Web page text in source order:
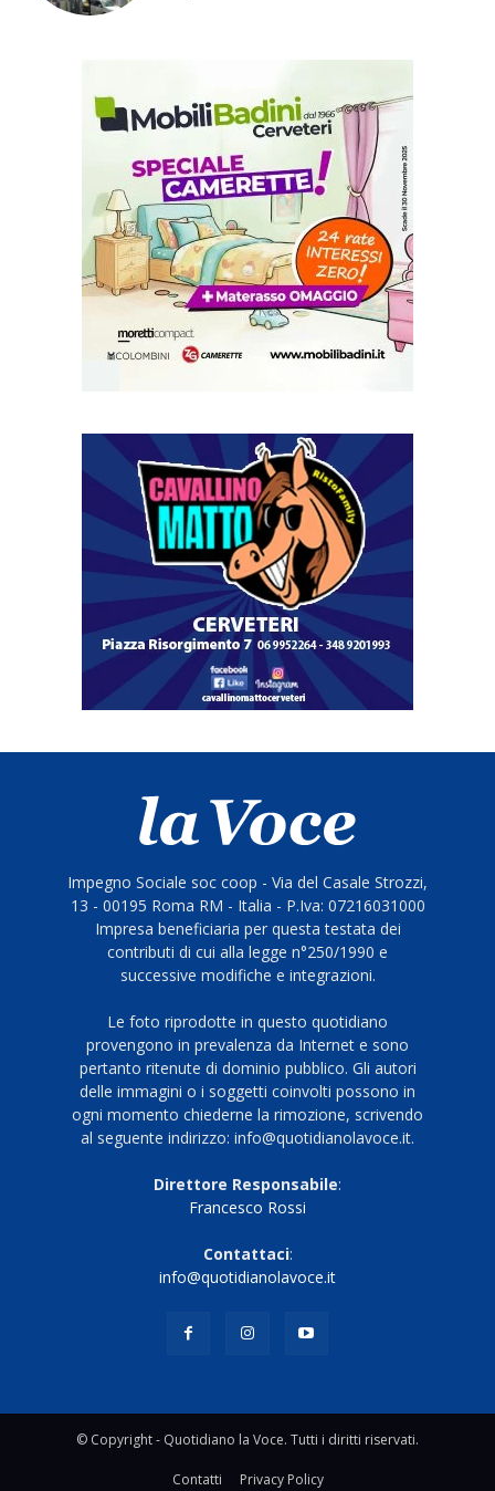
Impegno Sociale soc coop - Via del Casale Strozzi,
13 - 00195 Roma RM - Italia - P.Iva: 07216031000
Impresa beneficiaria per questa testata dei
contributi di cui alla legge n°250/1990 e
successive modifiche e integrazioni.
Le foto riprodotte in questo quotidiano
provengono in prevalenza da Internet e sono
pertanto ritenute di dominio pubblico. Gli autori
delle immagini o i soggetti coinvolti possono in
ogni momento chiederne la rimozione, scrivendo
al seguente indirizzo: info@quotidianolavoce.it.
Direttore Responsabile:
Francesco Rossi
Contattaci:
info@quotidianolavoce.it
© Copyright - Quotidiano la Voce. Tutti i diritti riservati.
Contatti Privacy Policy